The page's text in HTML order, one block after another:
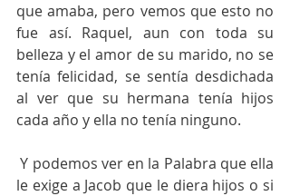
que amaba, pero vemos que esto no
fue así. Raquel, aun con toda su
belleza y el amor de su marido, no se
tenía felicidad, se sentía desdichada
al ver que su hermana tenía hijos
cada año y ella no tenía ninguno.
Y podemos ver en la Palabra que ella
le exige a Jacob que le diera hijos o si